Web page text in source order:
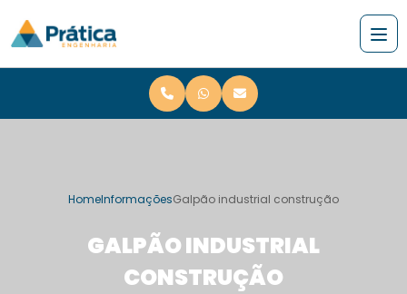
HomeInformaçõesGalpão industrial construção
GALPÃO INDUSTRIAL
CONSTRUÇÃO